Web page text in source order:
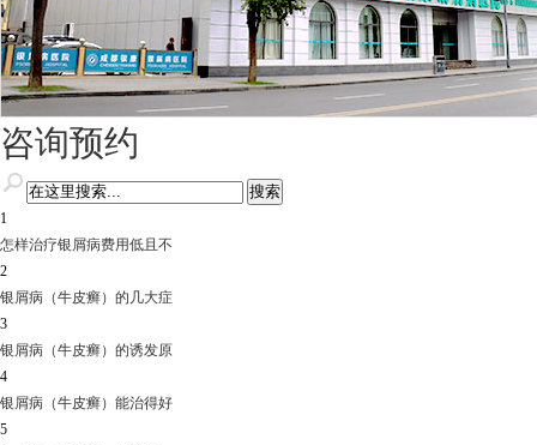
咨询预约
1
怎样治疗银屑病费用低且不
2
银屑病（牛皮癣）的几大症
3
银屑病（牛皮癣）的诱发原
4
银屑病（牛皮癣）能治得好
5